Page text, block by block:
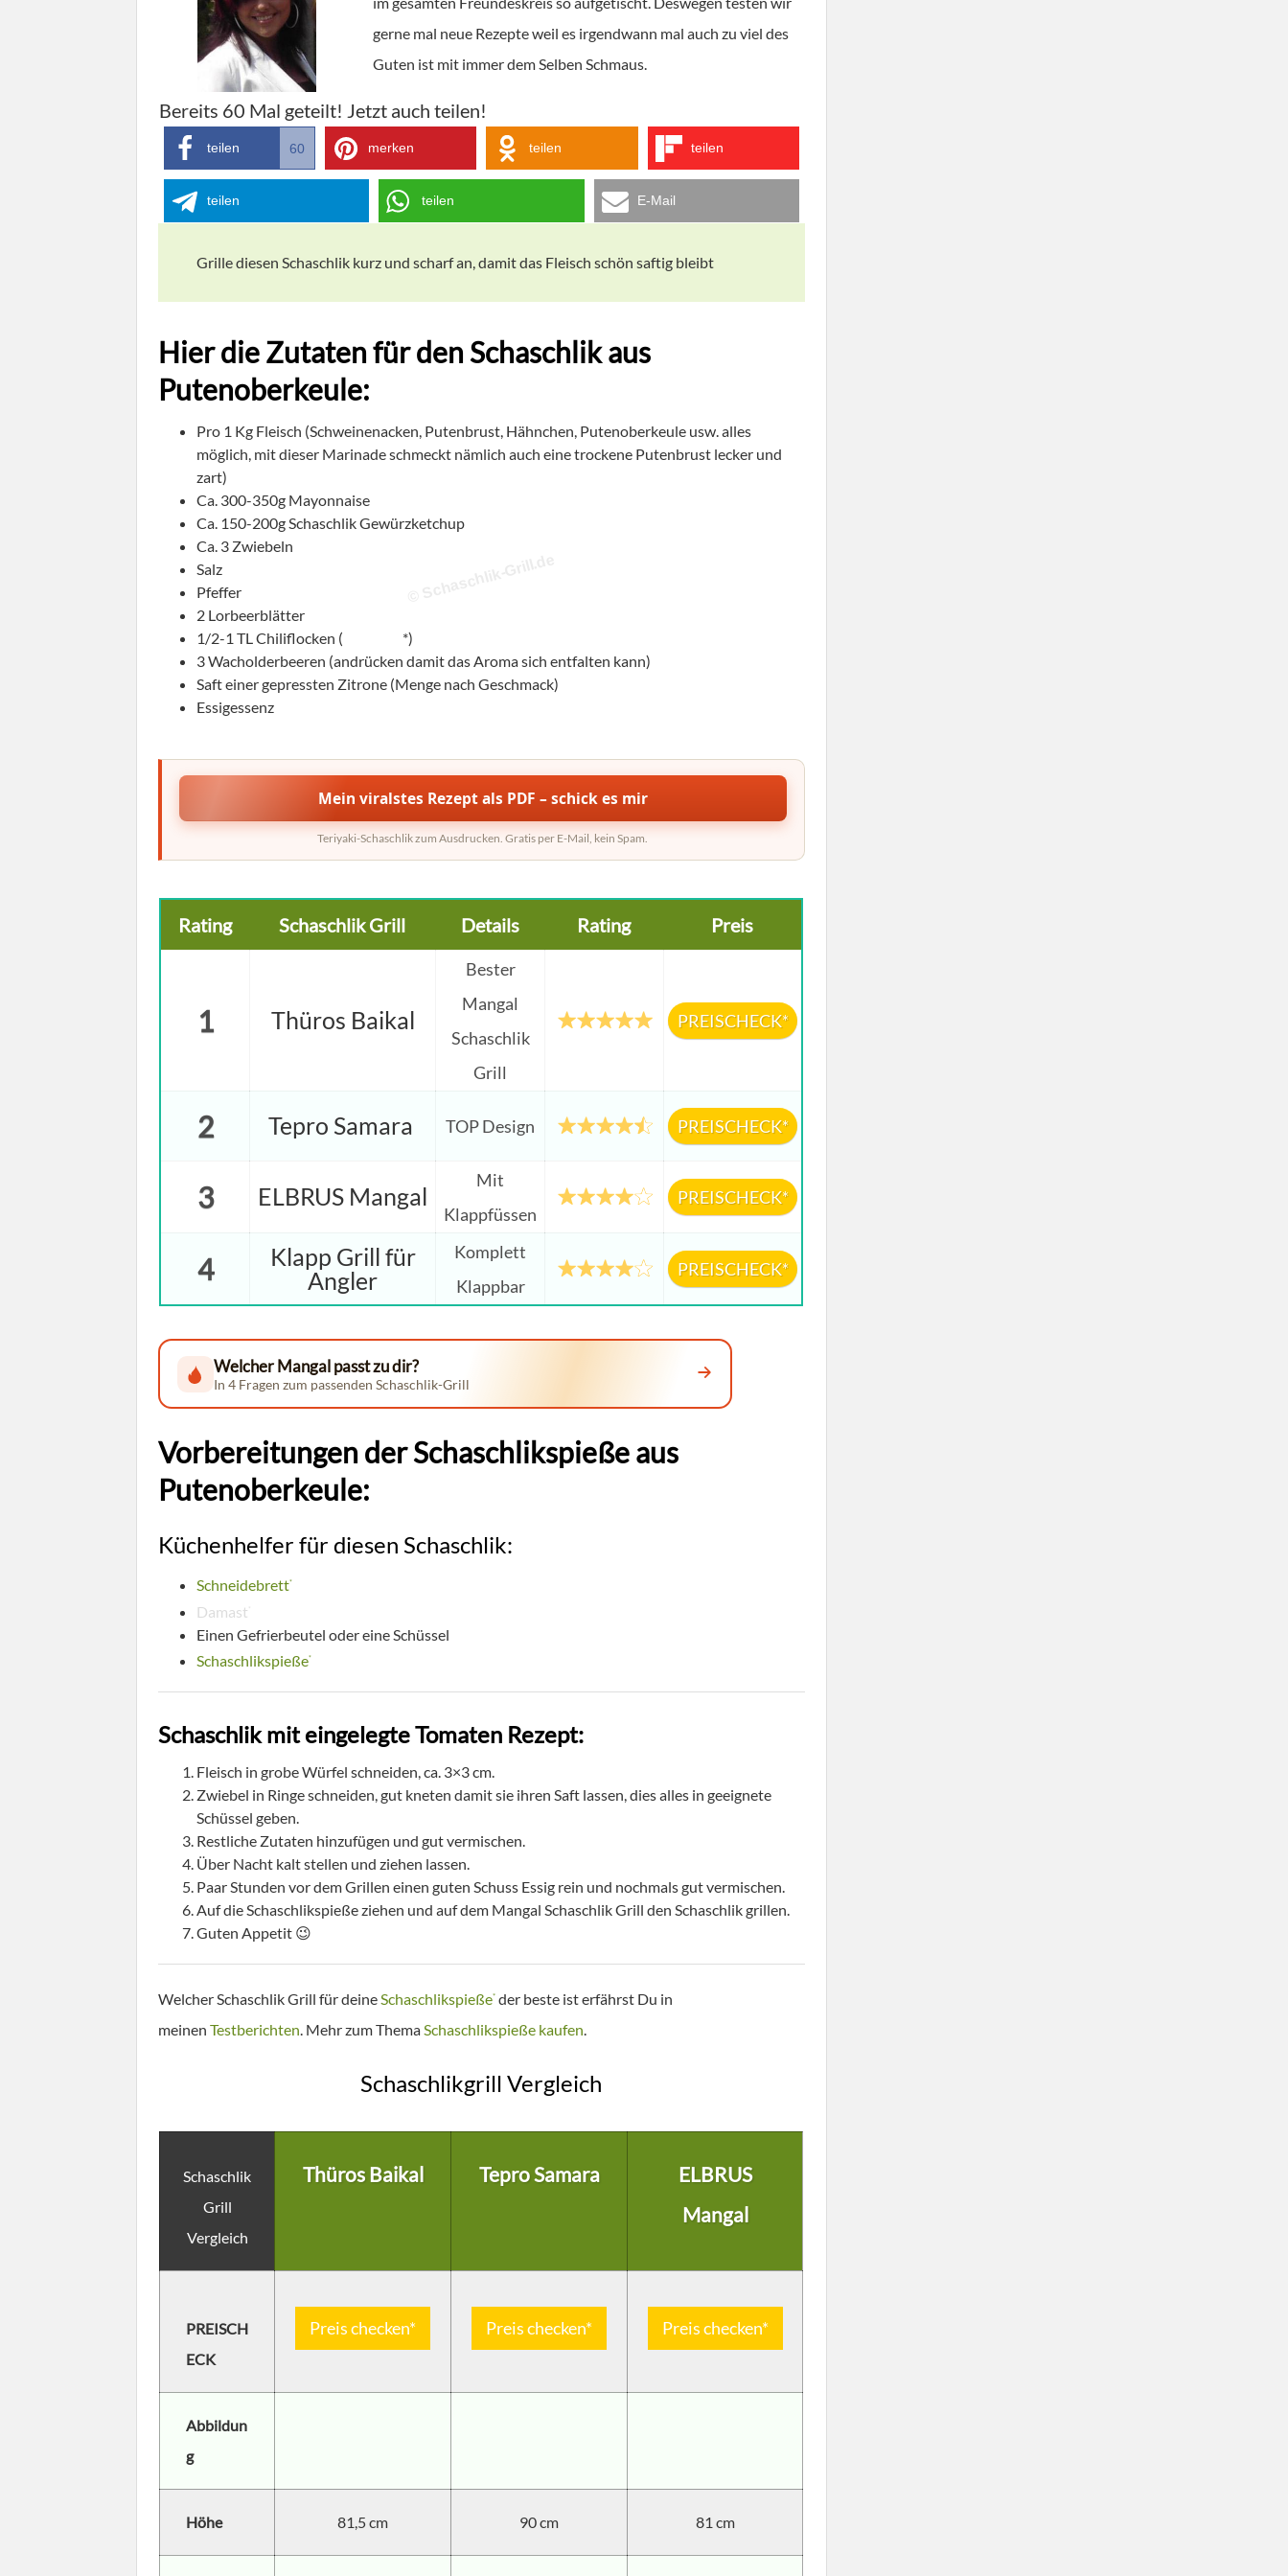
gerne mal neue Rezepte weil es irgendwann mal auch zu viel des
Guten ist mit immer dem Selben Schmaus.
Bereits 60 Mal geteilt! Jetzt auch teilen!
teilen 60 merken teilen teilen
teilen teilen E-Mail
Grille diesen Schaschlik kurz und scharf an, damit das Fleisch schön saftig bleibt
Hier die Zutaten für den Schaschlik aus
Putenoberkeule:
Pro 1 Kg Fleisch (Schweinenacken, Putenbrust, Hähnchen, Putenoberkeule usw. alles
möglich, mit dieser Marinade schmeckt nämlich auch eine trockene Putenbrust lecker und
zart)
Ca. 300-350g Mayonnaise
Ca. 150-200g Schaschlik Gewürzketchup
Ca. 3 Zwiebeln
Salz
Pfeffer
2 Lorbeerblätter
1/2-1 TL Chiliflocken (
*)
3 Wacholderbeeren (andrücken damit das Aroma sich entfalten kann)
Saft einer gepressten Zitrone (Menge nach Geschmack)
Essigessenz
Mein viralstes Rezept als PDF – schick es mir
Teriyaki-Schaschlik zum Ausdrucken. Gratis per E-Mail, kein Spam.
Rating Schaschlik Grill Details Rating Preis
1 Thüros Baikal
Bester
Mangal
Schaschlik
Grill
PREISCHECK*
2 Tepro Samara TOP Design PREISCHECK*
3 ELBRUS Mangal
Mit
Klappfüssen
PREISCHECK*
4
Klapp Grill für
Angler
Komplett
Klappbar
PREISCHECK*
Welcher Mangal passt zu dir?
In 4 Fragen zum passenden Schaschlik-Grill
Vorbereitungen der Schaschlikspieße aus
Putenoberkeule:
Küchenhelfer für diesen Schaschlik:
Schneidebrett*
Damast *
Einen Gefrierbeutel oder eine Schüssel
Schaschlikspieße*
Schaschlik mit eingelegte Tomaten Rezept:
Fleisch in grobe Würfel schneiden, ca. 3×3 cm.
Zwiebel in Ringe schneiden, gut kneten damit sie ihren Saft lassen, dies alles in geeignete
Schüssel geben.
Restliche Zutaten hinzufügen und gut vermischen.
Über Nacht kalt stellen und ziehen lassen.
Paar Stunden vor dem Grillen einen guten Schuss Essig rein und nochmals gut vermischen.
Auf die Schaschlikspieße ziehen und auf dem Mangal Schaschlik Grill den Schaschlik grillen.
Guten Appetit 😉
Welcher Schaschlik Grill für deineSchaschlikspieße* der beste ist erfährst Du in
meinen Testberichten. Mehr zum ThemaSchaschlikspieße kaufen.
Schaschlikgrill Vergleich
Schaschlik
Grill
Vergleich
Thüros Baikal Tepro Samara
ELBRUS
Mangal
PREISCH
ECK
Preis checken* Preis checken* Preis checken*
Abbildun
g
Höhe 81,5 cm 90 cm 81 cm